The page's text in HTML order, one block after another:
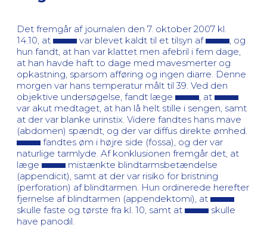
Det fremgår af journalen den 7. oktober 2007 kl.
14.10, at
var blevet kaldt til et tilsyn af
, og
hun fandt, at han var klattet men afebril i fem dage,
at han havde haft to dage med mavesmerter og
opkastning, sparsom afføring og ingen diarre. Denne
morgen var hans temperatur målt til 39. Ved den
objektive undersøgelse, fandt læge
, at
var akut medtaget, at han lå helt stille i sengen, samt
at der var blanke urinstix. Videre fandtes hans mave
(abdomen) spændt, og der var diffus direkte ømhed.
fandtes øm i højre side (fossa), og der var
naturlige tarmlyde. Af konklusionen fremgår det, at
læge
mistænkte blindtarmsbetændelse
(appendicit), samt at der var risiko for bristning
(perforation) af blindtarmen. Hun ordinerede herefter
fjernelse af blindtarmen (appendektomi), at
skulle faste og tørste fra kl. 10, samt at
skulle
have panodil.